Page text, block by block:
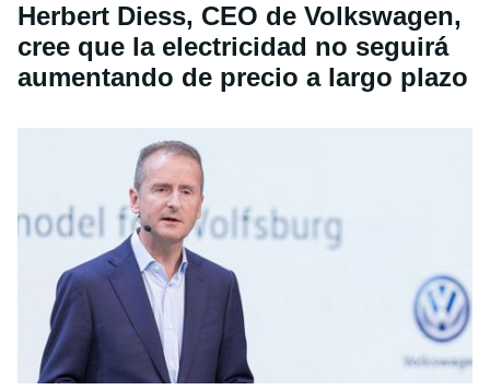
Herbert Diess, CEO de Volkswagen,
cree que la electricidad no seguirá
aumentando de precio a largo plazo